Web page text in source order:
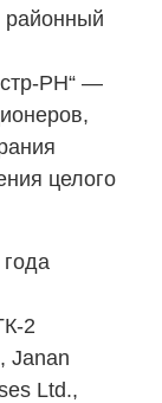
районный
РН“ —
целого
2
Janan
Ltd.,